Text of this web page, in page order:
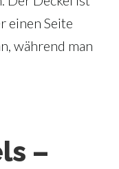
einen Seite
während man
–